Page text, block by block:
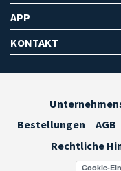
APP
KONTAKT
Bestellungen
AGB
Rechtliche
Cookie-